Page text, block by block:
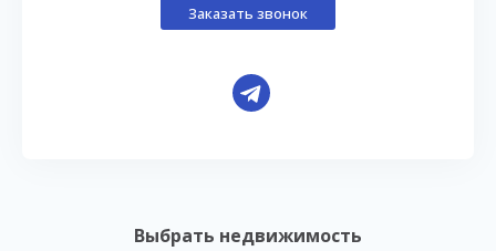
Выбрать недвижимость
Заказать звонок